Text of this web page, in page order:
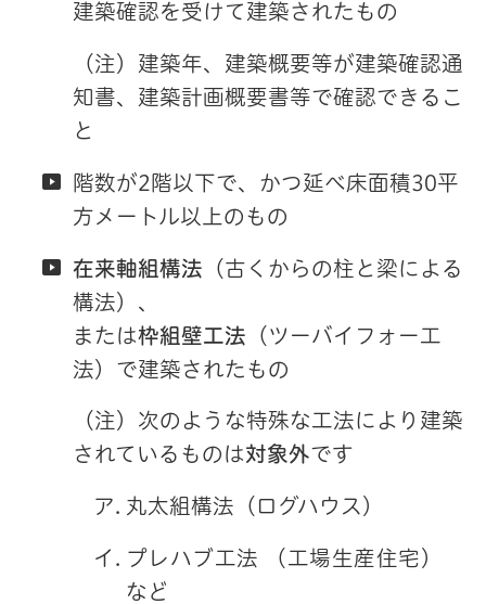
建築確認を受けて建築されたもの
（注）建築年、建築概要等が建築確認通
知書、建築計画概要書等で確認できるこ
と
階数が2階以下で、かつ延べ床面積30平
方メートル以上のもの
在来軸組構法 （古くからの柱と梁による
構法）、
または枠組壁工法 （ツーバイフォー工
法）で建築されたもの
（注）次のような特殊な工法により建築
されているものは対象外です
丸太組構法（ログハウス）
プレハブ工法 （工場生産住宅）
など